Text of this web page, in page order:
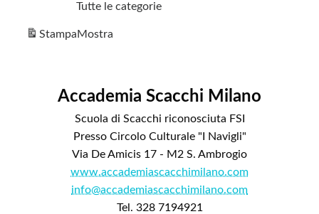
Tutte le categorie
StampaMostra
Accademia Scacchi Milano
Scuola di Scacchi riconosciuta FSI
Presso Circolo Culturale "I Navigli"
Via De Amicis 17 - M2 S. Ambrogio
www.accademiascacchimilano.com
info@accademiascacchimilano.com
Tel. 328 7194921